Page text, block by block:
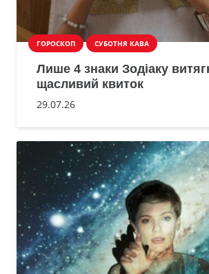
ГОРОСКОП СУБОТНЯ КАВА
Лише 4 знаки Зодіаку
щасливий квиток
29.07.26